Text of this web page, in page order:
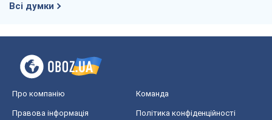
Всі думки
Про компанію Команда
Правова інформація Політика конфіденційності